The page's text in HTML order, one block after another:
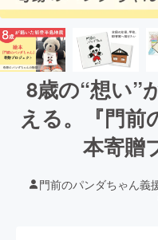
8歳の“想い”
える。『門前
本寄贈
門前のパンダちゃん義